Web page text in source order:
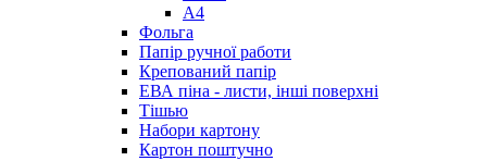
А4
Фольга
Папір ручної работи
Крепований папір
ЕВА піна - листи, інші поверхні
Тішью
Набори картону
Картон поштучно